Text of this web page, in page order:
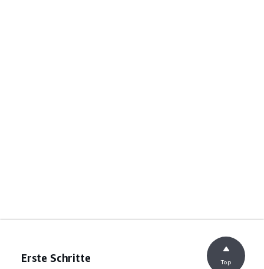
Erste Schritte Top